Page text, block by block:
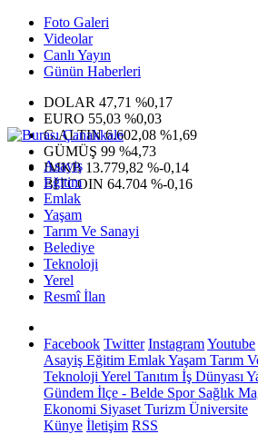
Foto Galeri
Videolar
Canlı Yayın
Günün Haberleri
DOLAR 47,71 %0,17
EURO 55,03 %0,03
G.ALTIN6.602,08 %1,69
GÜMÜŞ 99 %4,73
IMKB 13.779,82 %-0,14
BITCOIN 64.704 %-0,16
Asayiş
Eğitim
Emlak
Yaşam
Tarım Ve Sanayi
Belediye
Teknoloji
Yerel
Resmî İlan
Facebook Twitter InstagramYoutube
Asayiş Eğitim EmlakYaşam Tarım
Teknoloji Yerel Tanıtım İş Dünyası
Gündem İlçe - Belde SporSağlık
Ekonomi Siyaset Turizm Üniversite
Künye İletişim RSS